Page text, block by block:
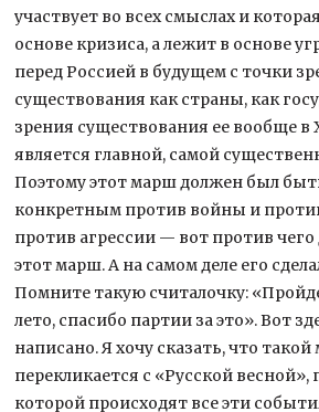
участвует во всех смыслах и
основе кризиса, а лежит в основе
перед Россией в будущем с точки
существования как страны, как
зрения существования ее вообще в
является главной, самой
Поэтому этот марш должен был
конкретным против войны и
против агрессии — вот против
этот марш. А на самом деле его
Помните такую считалочку:
лето, спасибо партии за это». Вот
написано. Я хочу сказать, что
перекликается с «Русской весной»,
которой происходят все эти